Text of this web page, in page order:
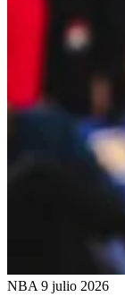
NBA 9 julio 2026